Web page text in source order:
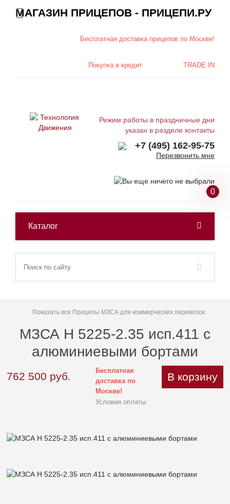
МАГАЗИН ПРИЦЕПОВ - ПРИЦЕПИ.РУ
Бесплатная доставкаприцепов по Москве!
TRADE IN
Покупка в кредит
Режим работы в праздничные дни
указан в разделе контакты
+7 (495) 162-95-75
Перезвонить мне
0
Каталог
Показать все Прицепы МЗСА для коммерческих перевозок
МЗСА H 5225-2.35 исп.411 с
алюминиевыми бортами
762 500 руб.
Бесплатная
доставка по
Москве!
Условия оплаты
В корзину